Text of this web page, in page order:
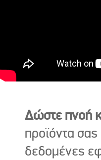
Δώστε πνοή
προϊόντα σας
δεδομένες